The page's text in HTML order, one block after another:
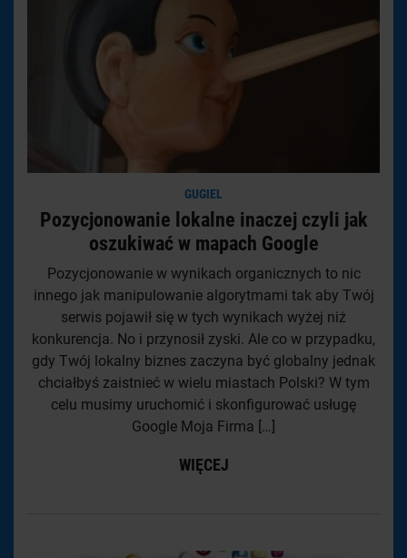
GUGIEL
Pozycjonowanie lokalne inaczej czyli jak
oszukiwać w mapach Google
Pozycjonowanie w wynikach organicznych to nic
innego jak manipulowanie algorytmami tak aby Twój
serwis pojawił się w tych wynikach wyżej niż
konkurencja. No i przynosił zyski. Ale co w przypadku,
gdy Twój lokalny biznes zaczyna być globalny jednak
chciałbyś zaistnieć w wielu miastach Polski? W tym
celu musimy uruchomić i skonfigurować usługę
Google Moja Firma […]
WIĘCEJ